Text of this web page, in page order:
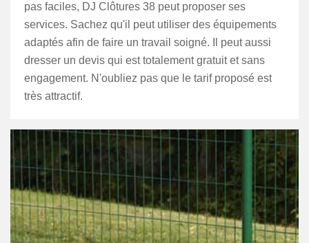
pas faciles, DJ Clôtures 38 peut proposer ses
services. Sachez qu'il peut utiliser des équipements
adaptés afin de faire un travail soigné. Il peut aussi
dresser un devis qui est totalement gratuit et sans
engagement. N'oubliez pas que le tarif proposé est
très attractif.